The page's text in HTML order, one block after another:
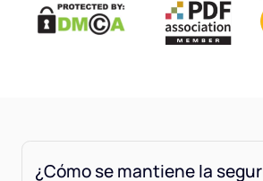
¿Cómo se mantiene la